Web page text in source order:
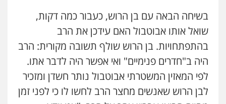
בשיחה הבאה עם בן הרוש, כעבור כמה דקות,
שואל אותו אבוטבול האם עידכן את הרב
בהתפתחויות. בן הרוש שולף תשובה מקורית: הרב
היה ב"חדרים פנימיים" ואי אפשר היה לדבר אתו.
לפי המאזין המשטרתי אבוטבול נותר חשדן ומזכיר
לבן הרוש שאנשים מחצר הרב לחשו לו כי לפני זמן